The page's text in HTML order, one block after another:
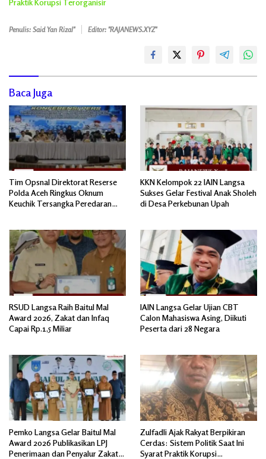
Penulis: Said Yan Rizal" Editor: "RAJANEWS.XYZ"
Baca Juga
Tim Opsnal Direktorat Reserse
Polda Aceh Ringkus Oknum
Keuchik Tersangka Peredaran
KKN Kelompok 22 IAIN Langsa
Sukses Gelar Festival Anak Sholeh
di Desa Perkebunan Upah
RSUD Langsa Raih Baitul Mal
Award 2026, Zakat dan Infaq
Capai Rp.1,5 Miliar
IAIN Langsa Gelar Ujian CBT
Calon Mahasiswa Asing, Diikuti
Peserta dari 28 Negara
Pemko Langsa Gelar Baitul Mal
Award 2026 Publikasikan LPJ
Penerimaan dan Penyalur Zakat
Zulfadli Ajak Rakyat Berpikiran
Cerdas: Sistem Politik Saat Ini
Syarat Praktik Korupsi